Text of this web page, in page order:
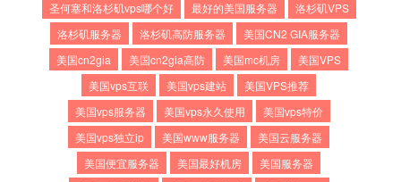
圣何塞和洛杉矶vps哪个好 最好的美国服务器
洛杉矶VPS
洛杉矶服务器
洛杉矶高防服务器
美国CN2 GIA服务器
美国cn2gia
美国cn2gia高防 美国mc机房
美国VPS
美国vps互联
美国vps建站
美国VPS推荐
美国vps服务器
美国vps永久使用
美国vps特价
美国vps独立ip
美国www服务器
美国云服务器
美国便宜服务器
美国最好机房
美国服务器